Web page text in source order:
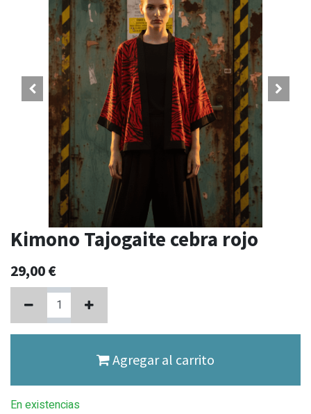
Kimono Tajogaite cebra rojo
29,00€
Agregar al carrito
En existencias